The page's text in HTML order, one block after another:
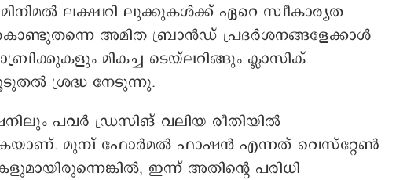
ലക്ഷ്വറി ലുക്കുകൾക്ക് ഏറെ സ്വീകാര്യത
അമിത ബ്രാൻഡ് പ്രദർശനങ്ങളേക്കാൾ
മികച്ച ടെയ്‌ലറിങ്ങും ക്ലാസിക്
ശ്രദ്ധ നേടുന്നു.
പവർ ഡ്രസിങ് വലിയ രീതിയിൽ
മുമ്പ് ഫോർമൽ ഫാഷൻ എന്നത് വെസ്റ്റേൺ
ഇന്ന് അതിന്റെ പരിധി